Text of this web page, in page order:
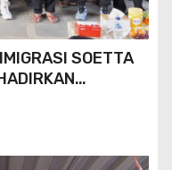
SOETTA